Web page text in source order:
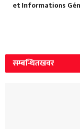
et Informations
सम्बन्धितखवर